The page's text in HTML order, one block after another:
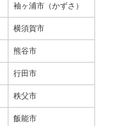
袖ヶ浦市（かずさ）
横須賀市
熊谷市
行田市
秩父市
飯能市